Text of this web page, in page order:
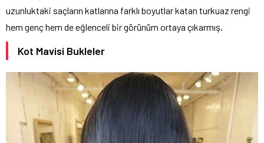
uzunluktaki saçların katlarına farklı boyutlar katan turkuaz rengi
hem genç hem de eğlenceli bir görünüm ortaya çıkarmış.
Kot Mavisi Bukleler